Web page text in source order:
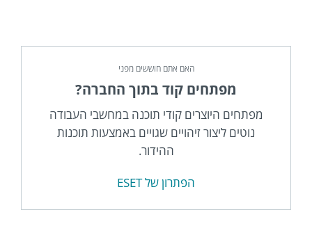
האם אתם חוששים מפני
מפתחים קוד בתוך החברה?
מפתחים היוצרים קודי תוכנה במחשבי העבודה
נוטים ליצור זיהויים שגויים באמצעות תוכנות
ההידור.
הפתרון של ESET